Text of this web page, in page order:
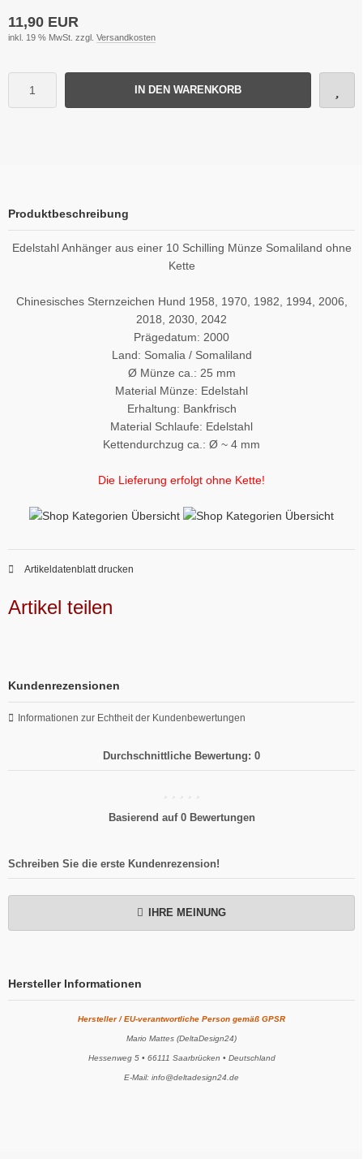
11,90 EUR
inkl. 19 % MwSt. zzgl. Versandkosten
IN DEN WARENKORB
Produktbeschreibung
Edelstahl Anhänger aus einer 10 Schilling Münze Somaliland ohne
Kette
Chinesisches Sternzeichen Hund 1958, 1970, 1982, 1994, 2006,
2018, 2030, 2042
Prägedatum: 2000
Land: Somalia / Somaliland
Ø Münze ca.: 25 mm
Material Münze: Edelstahl
Erhaltung: Bankfrisch
Material Schlaufe: Edelstahl
Kettendurchzug ca.: Ø ~ 4 mm
Die Lieferung erfolgt ohne Kette!
Artikeldatenblatt drucken
Artikel teilen
Kundenrezensionen
Informationen zur Echtheit der Kundenbewertungen
Durchschnittliche Bewertung: 0
Basierend auf 0 Bewertungen
Schreiben Sie die erste Kundenrezension!
IHRE MEINUNG
Hersteller Informationen
Hersteller / EU-verantwortliche Person gemäß GPSR
Mario Mattes (DeltaDesign24)
Hessenweg 5 • 66111 Saarbrücken • Deutschland
E-Mail: info@deltadesign24.de